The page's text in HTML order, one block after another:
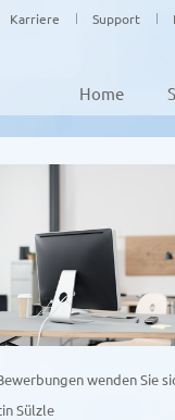
Karriere Support
Home
wenden Sie
Sülzle